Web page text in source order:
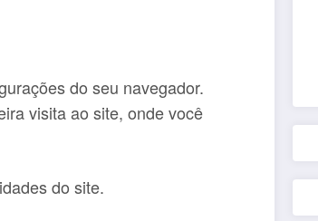
do seu navegador.
visita ao site, onde você
do site.